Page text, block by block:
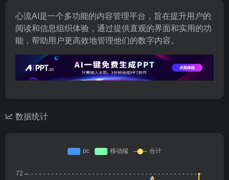
心流AI是一个多功能的内容管理平台，旨在提升用户的
阅读和信息组织体验，通过提供直观的界面和实用的功
能，帮助用户更高效地管理他们的数字内容。
数据统计